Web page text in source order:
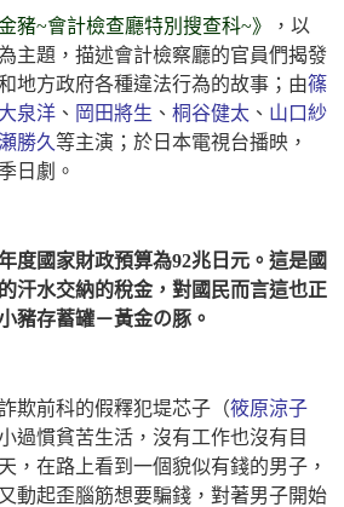
金豬~會計檢查廳特別搜查科~》
，以
主題 ，描述會計檢察廳的官員們揭發
地方政府各種違法行為的故事 ；由篠
大泉洋 、 岡田將生 、 桐谷健太 、 山口紗
勝久等主演；於日本電視台播映，
日劇。
度國家財政預算為92兆日元。這是國
汗水交納的稅金，對國民而言這也正
豬存蓄罐－黃金の豚。
欺前科的假釋犯堤芯子（筱原涼子
過慣貧苦生活，沒有工作也沒有目
，在路上看到一個貌似有錢的男子，
動起歪腦筋想要騙錢，對著男子開始